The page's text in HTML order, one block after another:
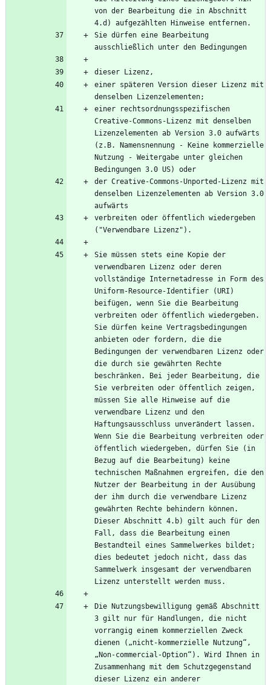
von der Bearbeitung die in Abschnitt
Sie dürfen eine Bearbeitung
einer späteren Version dieser Lizenz mit
einer rechtsordnungsspezifischen
Creative-Commons-Lizenz mit denselben
Lizenzelementen ab Version 3.0 aufwärts
(z.B. Namensnennung - Keine kommerzielle
Nutzung - Weitergabe unter gleichen
der Creative-Commons-Unported-Lizenz mit
denselben Lizenzelementen ab Version 3.0
verbreiten oder öffentlich wiedergeben
Sie müssen stets eine Kopie der
verwendbaren Lizenz oder deren
vollständige Internetadresse in Form des
Uniform-Resource-Identifier (URI)
beifügen, wenn Sie die Bearbeitung
verbreiten oder öffentlich wiedergeben.
Sie dürfen keine Vertragsbedingungen
anbieten oder fordern, die die
Bedingungen der verwendbaren Lizenz oder
die durch sie gewährten Rechte
beschränken. Bei jeder Bearbeitung, die
Sie verbreiten oder öffentlich zeigen,
müssen Sie alle Hinweise auf die
verwendbare Lizenz und den
Haftungsausschluss unverändert lassen.
Wenn Sie die Bearbeitung verbreiten oder
öffentlich wiedergeben, dürfen Sie (in
Bezug auf die Bearbeitung) keine
technischen Maßnahmen ergreifen, die den
Nutzer der Bearbeitung in der Ausübung
der ihm durch die verwendbare Lizenz
gewährten Rechte behindern können.
Dieser Abschnitt 4.b) gilt auch für den
Fall, dass die Bearbeitung einen
Bestandteil eines Sammelwerkes bildet;
dies bedeutet jedoch nicht, dass das
Sammelwerk insgesamt der verwendbaren
Die Nutzungsbewilligung gemäß Abschnitt
3 gilt nur für Handlungen, die nicht
vorrangig einem kommerziellen Zweck
dienen („nicht-kommerzielle Nutzung“,
„Non-commercial-Option“). Wird Ihnen in
Zusammenhang mit dem Schutzgegenstand
dieser Lizenz ein anderer